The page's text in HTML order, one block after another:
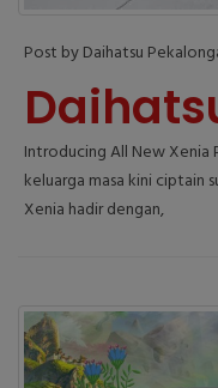
Post by Daihatsu
Introducing All New Xenia
keluarga masa kini ciptain
Xenia hadir dengan,